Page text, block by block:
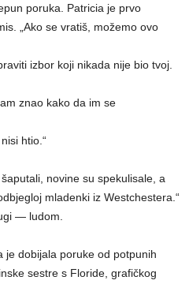
poruka. Patricia je prvo
„Ako se vratiš, možemo ovo
izbor koji nikada nije bio tvoj.
znao kako da im se
htio.“
novine su spekulisale, a
mladenki iz Westchestera.“
— ludom.
je dobijala poruke od potpunih
sestre s Floride, grafičkog